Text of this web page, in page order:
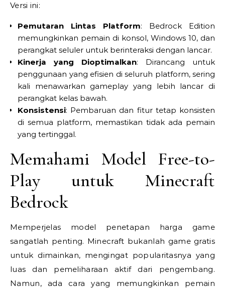
Versi ini:
Pemutaran Lintas Platform: Bedrock Edition
memungkinkan pemain di konsol, Windows 10, dan
perangkat seluler untuk berinteraksi dengan lancar.
Kinerja yang Dioptimalkan: Dirancang untuk
penggunaan yang efisien di seluruh platform, sering
kali menawarkan gameplay yang lebih lancar di
perangkat kelas bawah.
Konsistensi: Pembaruan dan fitur tetap konsisten
di semua platform, memastikan tidak ada pemain
yang tertinggal.
Memahami Model Free-to-
Play untuk Minecraft
Bedrock
Memperjelas model penetapan harga game
sangatlah penting. Minecraft bukanlah game gratis
untuk dimainkan, mengingat popularitasnya yang
luas dan pemeliharaan aktif dari pengembang.
Namun, ada cara yang memungkinkan pemain